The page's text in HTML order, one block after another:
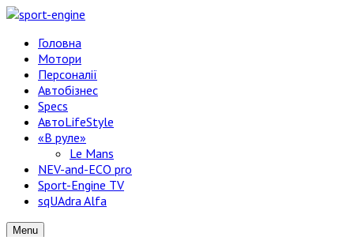
Головна
Мотори
Персоналії
Автобізнес
Specs
АвтоLifeStyle
«В руле»
Le Mans
NEV-and-ECO pro
Sport-Engine TV
sqUAdra Alfa
Menu